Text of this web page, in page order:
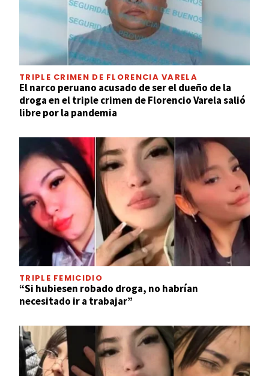
TRIPLE CRIMEN DE FLORENCIA VARELA
El narco peruano acusado de ser el dueño de la
droga en el triple crimen de Florencio Varela salió
libre por la pandemia
TRIPLE FEMICIDIO
“Si hubiesen robado droga, no habrían
necesitado ir a trabajar”